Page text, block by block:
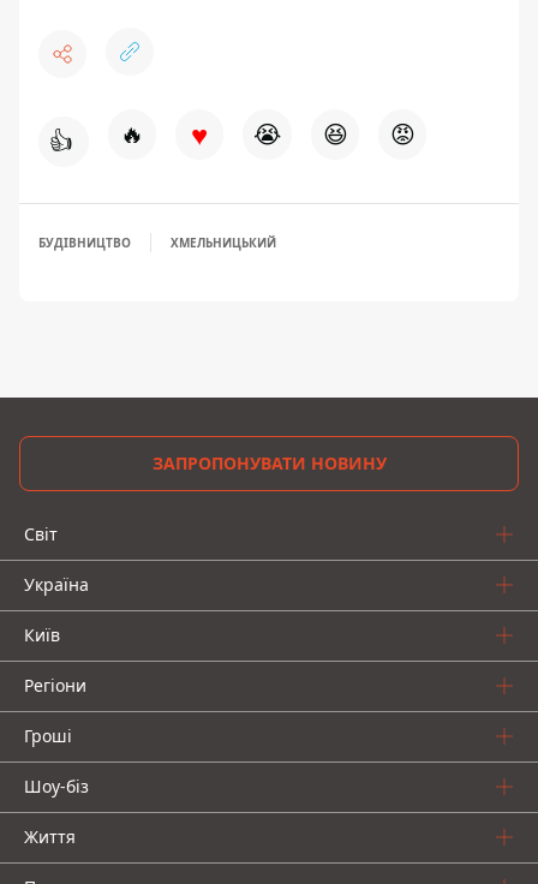
👍 🔥 ♥ 😭 😆 😡
БУДІВНИЦТВО ХМЕЛЬНИЦЬКИЙ
ЗАПРОПОНУВАТИ НОВИНУ
Світ
Україна
Київ
Регіони
Гроші
Шоу-біз
Життя